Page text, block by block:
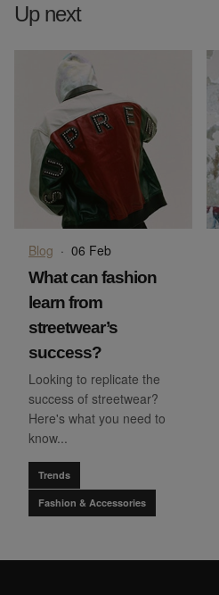
Up next
Blog · 06 Feb
What can fashion
learn from
streetwear’s
success?
Looking to replicate the
success of streetwear?
Here's what you need to
know...
Trends
Fashion & Accessories